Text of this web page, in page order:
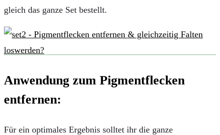
gleich das ganze Set bestellt.
Anwendung zum Pigmentflecken
entfernen:
Für ein optimales Ergebnis solltet ihr die ganze